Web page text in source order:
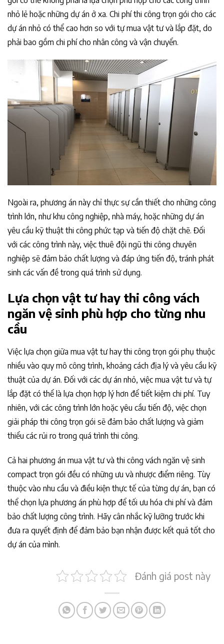
nhỏ lẻ hoặc những dự án ở xa. Chi phí thi công trọn gói cho các
dự án nhỏ có thể cao hơn so với tự mua vật tư và lắp đặt, do
phải bao gồm chi phí cho nhân công và vận chuyển.
Ngoài ra, phương án này chỉ thực sự cần thiết cho những công
trình lớn, như khu công nghiệp, nhà máy, hoặc những dự án
yêu cầu kỹ thuật thi công phức tạp và tiến độ chặt chẽ. Đối
với các công trình này, việc thuê đội ngũ thi công chuyên
nghiệp sẽ đảm bảo chất lượng và đáp ứng tiến độ, tránh phát
sinh các vấn đề trong quá trình sử dụng.
Lựa chọn vật tư hay thi công vách
ngăn vệ sinh phù hợp cho từng nhu
cầu
Việc lựa chọn giữa mua vật tư hay thi công trọn gói phụ thuộc
nhiều vào quy mô công trình, khoảng cách địa lý và yêu cầu kỹ
thuật của dự án. Đối với các dự án nhỏ, việc mua vật tư và tự
lắp đặt có thể là lựa chọn hợp lý hơn để tiết kiệm chi phí. Tuy
nhiên, với các công trình lớn hoặc yêu cầu tiến độ, việc chọn
giải pháp thi công trọn gói sẽ đảm bảo chất lượng và giảm
thiểu các rủi ro trong quá trình thi công.
Cả hai phương án mua vật tư và thi công vách ngăn vệ sinh
compact trọn gói đều có những ưu và nhược điểm riêng. Tùy
thuộc vào nhu cầu và điều kiện thực tế của từng dự án, bạn có
thể chọn lựa phương án phù hợp để tối ưu hóa chi phí và đảm
bảo chất lượng công trình. Hãy cân nhắc kỹ lưỡng trước khi
đưa ra quyết định để đảm bảo bạn nhận được kết quả tốt cho
dự án của mình.
Đánh giá post này